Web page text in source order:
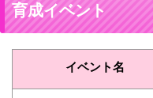
育成イベント
イベント名